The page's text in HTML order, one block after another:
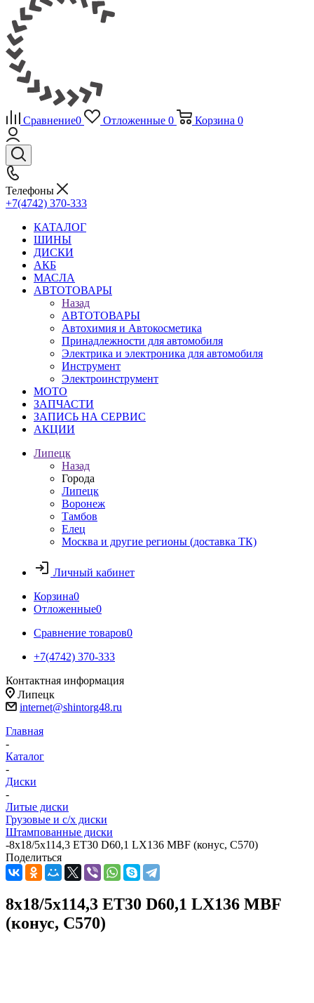
Сравнение0 Отложенные 0 Корзина 0
Телефоны
+7(4742) 370-333
КАТАЛОГ
ШИНЫ
ДИСКИ
АКБ
МАСЛА
АВТОТОВАРЫ
Назад
АВТОТОВАРЫ
Автохимия и Автокосметика
Принадлежности для автомобиля
Электрика и электроника для автомобиля
Инструмент
Электроинструмент
МОТО
ЗАПЧАСТИ
ЗАПИСЬ НА СЕРВИС
АКЦИИ
Липецк
Назад
Города
Липецк
Воронеж
Тамбов
Елец
Москва и другие регионы (доставка ТК)
Личный кабинет
Корзина0
Отложенные0
Сравнение товаров0
+7(4742) 370-333
Контактная информация
Липецк
internet@shintorg48.ru
Главная
-
Каталог
-
Диски
-
Литые диски
Грузовые и с/х диски
Штампованные диски
-8x18/5x114,3 ET30 D60,1 LX136 MBF (конус, C570)
Поделиться
8x18/5x114,3 ET30 D60,1 LX136 MBF
(конус, C570)